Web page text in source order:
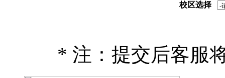
校区选择
* 注：提交后客服